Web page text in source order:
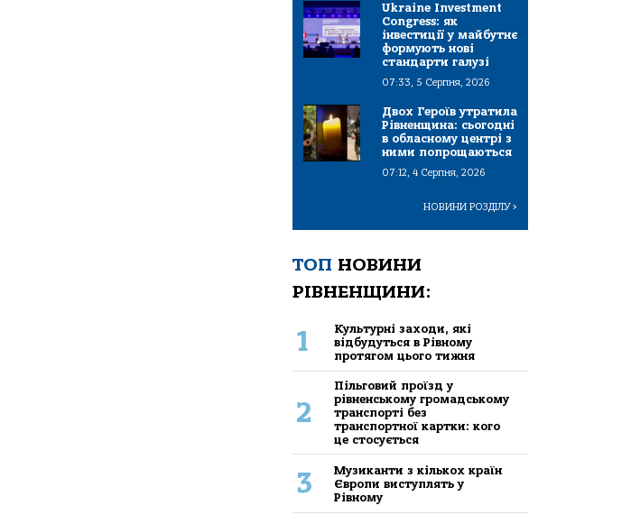
Ukraine Investment
Congress: як
інвестиції у майбутнє
формують нові
стандарти галузі
07:33, 5 Серпня, 2026
Двох Героїв утратила
Рівненщина: сьогодні
в обласному центрі з
ними попрощаються
07:12, 4 Серпня, 2026
НОВИНИ РОЗДІЛУ>
ТОП НОВИНИ
РІВНЕНЩИНИ:
1
Культурні заходи, які
відбудуться в Рівному
протягом цього тижня
2
Пільговий проїзд у
рівненському громадському
транспорті без
транспортної картки: кого
це стосується
3
Музиканти з кількох країн
Європи виступлять у
Рівному